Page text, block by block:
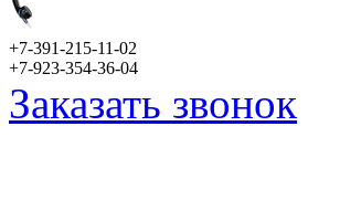
+7-391-215-11-02
+7-923-354-36-04
Заказать звонок